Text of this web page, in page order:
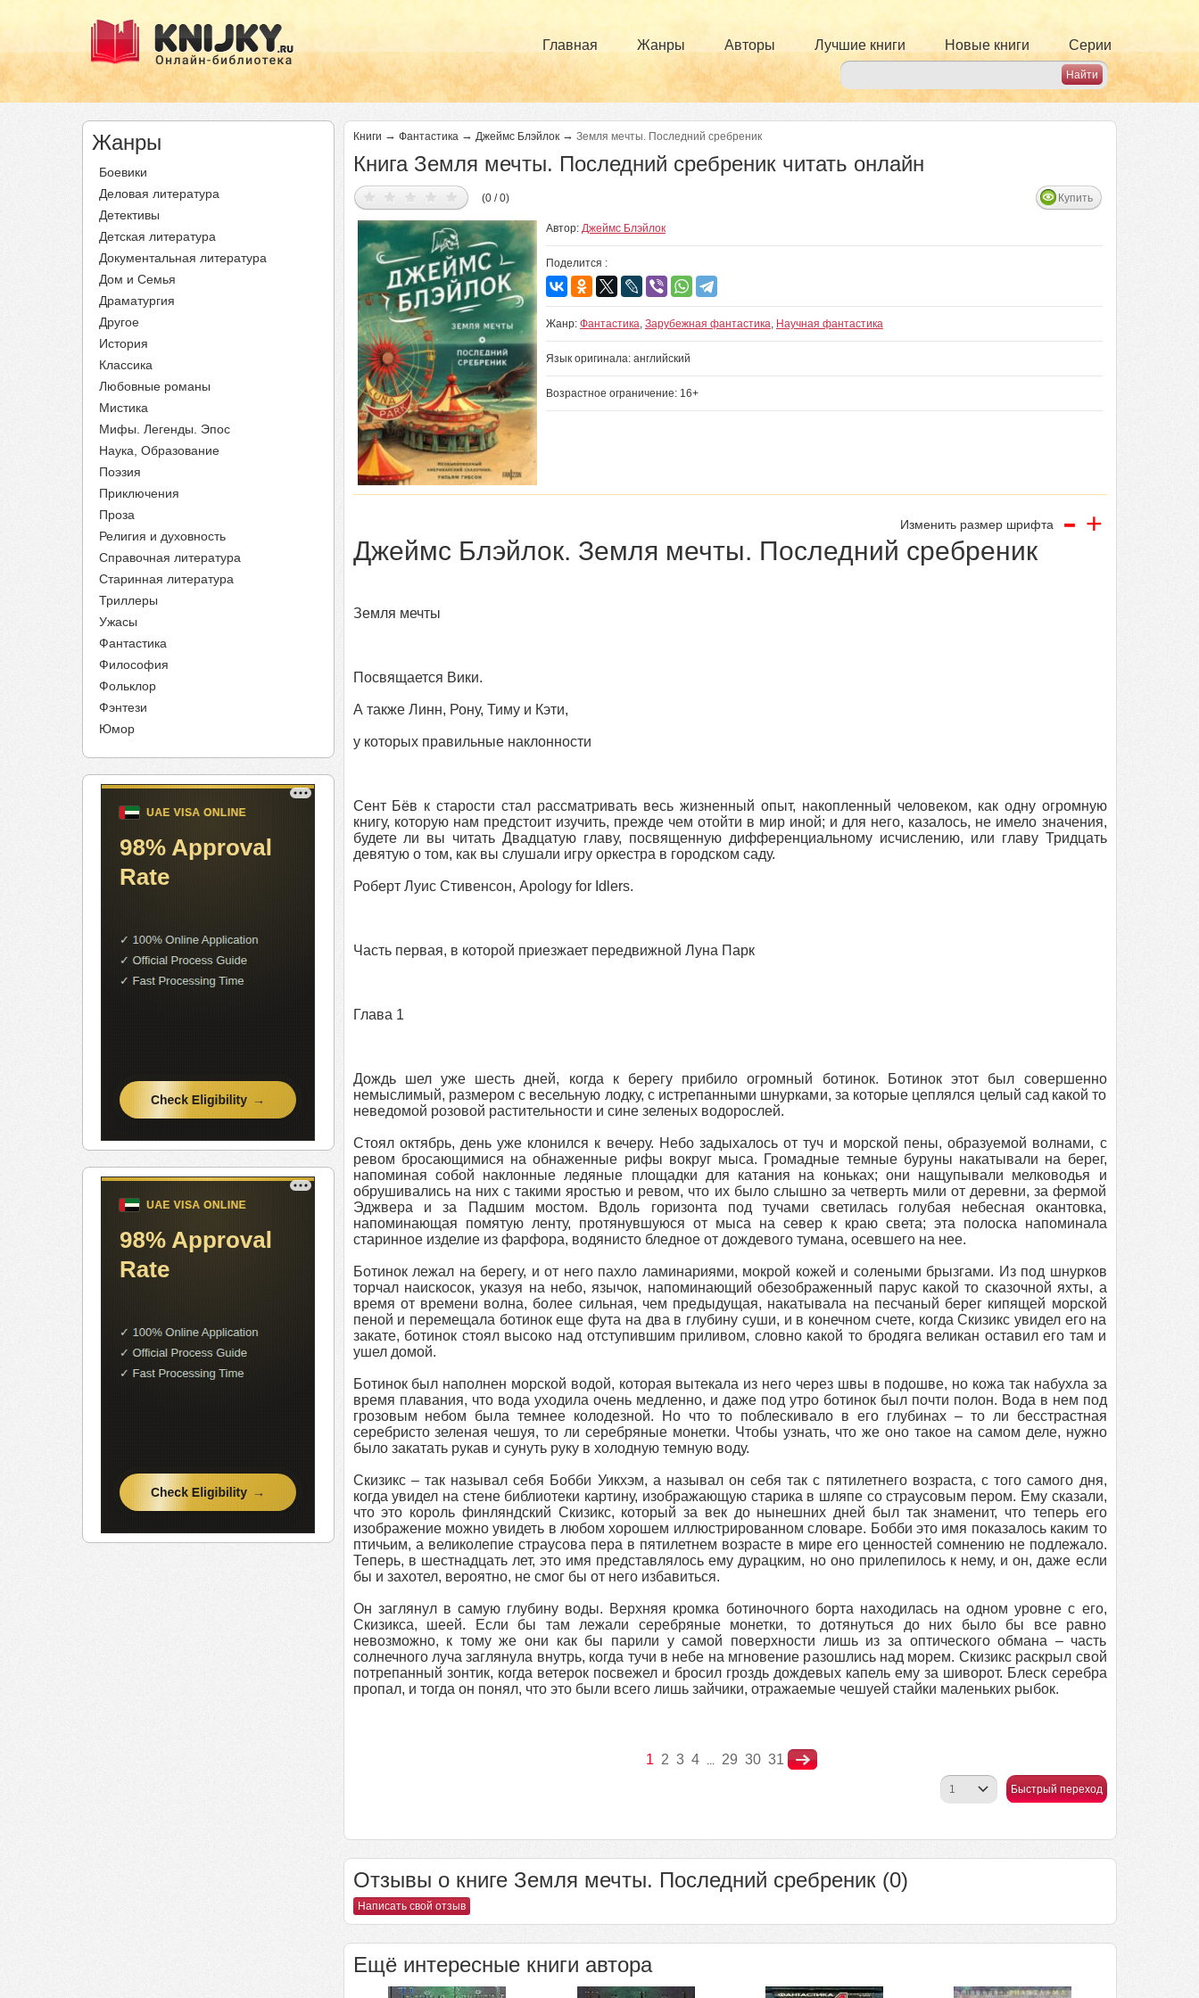
Главная Жанры Авторы Лучшие книги Новые книги Серии
Жанры
Боевики
Деловая литература
Детективы
Детская литература
Документальная литература
Дом и Семья
Драматургия
Другое
История
Классика
Любовные романы
Мистика
Мифы. Легенды. Эпос
Наука, Образование
Поэзия
Приключения
Проза
Религия и духовность
Справочная литература
Старинная литература
Триллеры
Ужасы
Фантастика
Философия
Фольклор
Фэнтези
Юмор
Книги → Фантастика → Джеймс Блэйлок → Земля мечты. Последний сребреник
Книга Земля мечты. Последний сребреник читать онлайн
(0 / 0) Купить
Автор: Джеймс Блэйлок
Поделится :
Жанр: Фантастика, Зарубежная фантастика, Научная фантастика
Язык оригинала: английский
Возрастное ограничение: 16+
Изменить размер шрифта - +
Джеймс Блэйлок. Земля мечты. Последний сребреник
Земля мечты
Посвящается Вики.
А также Линн, Рону, Тиму и Кэти,
у которых правильные наклонности
Сент Бёв к старости стал рассматривать весь жизненный опыт, накопленный человеком, как одну огромную
книгу, которую нам предстоит изучить, прежде чем отойти в мир иной; и для него, казалось, не имело значения,
будете ли вы читать Двадцатую главу, посвященную дифференциальному исчислению, или главу Тридцать
девятую о том, как вы слушали игру оркестра в городском саду.
Роберт Луис Стивенсон, Apology for Idlers.
Часть первая, в которой приезжает передвижной Луна Парк
Глава 1
Дождь шел уже шесть дней, когда к берегу прибило огромный ботинок. Ботинок этот был совершенно
немыслимый, размером с весельную лодку, с истрепанными шнурками, за которые цеплялся целый сад какой то
неведомой розовой растительности и сине зеленых водорослей.
Стоял октябрь, день уже клонился к вечеру. Небо задыхалось от туч и морской пены, образуемой волнами, с
ревом бросающимися на обнаженные рифы вокруг мыса. Громадные темные буруны накатывали на берег,
напоминая собой наклонные ледяные площадки для катания на коньках; они нащупывали мелководья и
обрушивались на них с такими яростью и ревом, что их было слышно за четверть мили от деревни, за фермой
Эджвера и за Падшим мостом. Вдоль горизонта под тучами светилась голубая небесная окантовка,
напоминающая помятую ленту, протянувшуюся от мыса на север к краю света; эта полоска напоминала
старинное изделие из фарфора, водянисто бледное от дождевого тумана, осевшего на нее.
Ботинок лежал на берегу, и от него пахло ламинариями, мокрой кожей и солеными брызгами. Из под шнурков
торчал наискосок, указуя на небо, язычок, напоминающий обезображенный парус какой то сказочной яхты, а
время от времени волна, более сильная, чем предыдущая, накатывала на песчаный берег кипящей морской
пеной и перемещала ботинок еще фута на два в глубину суши, и в конечном счете, когда Скизикс увидел его на
закате, ботинок стоял высоко над отступившим приливом, словно какой то бродяга великан оставил его там и
ушел домой.
Ботинок был наполнен морской водой, которая вытекала из него через швы в подошве, но кожа так набухла за
время плавания, что вода уходила очень медленно, и даже под утро ботинок был почти полон. Вода в нем под
грозовым небом была темнее колодезной. Но что то поблескивало в его глубинах – то ли бесстрастная
серебристо зеленая чешуя, то ли серебряные монетки. Чтобы узнать, что же оно такое на самом деле, нужно
было закатать рукав и сунуть руку в холодную темную воду.
Скизикс – так называл себя Бобби Уикхэм, а называл он себя так с пятилетнего возраста, с того самого дня,
когда увидел на стене библиотеки картину, изображающую старика в шляпе со страусовым пером. Ему сказали,
что это король финляндский Скизикс, который за век до нынешних дней был так знаменит, что теперь его
изображение можно увидеть в любом хорошем иллюстрированном словаре. Бобби это имя показалось каким то
птичьим, а великолепие страусова пера в пятилетнем возрасте в мире его ценностей сомнению не подлежало.
Теперь, в шестнадцать лет, это имя представлялось ему дурацким, но оно прилепилось к нему, и он, даже если
бы и захотел, вероятно, не смог бы от него избавиться.
Он заглянул в самую глубину воды. Верхняя кромка ботиночного борта находилась на одном уровне с его,
Скизикса, шеей. Если бы там лежали серебряные монетки, то дотянуться до них было бы все равно
невозможно, к тому же они как бы парили у самой поверхности лишь из за оптического обмана – часть
солнечного луча заглянула внутрь, когда тучи в небе на мгновение разошлись над морем. Скизикс раскрыл свой
потрепанный зонтик, когда ветерок посвежел и бросил гроздь дождевых капель ему за шиворот. Блеск серебра
пропал, и тогда он понял, что это были всего лишь зайчики, отражаемые чешуей стайки маленьких рыбок.
1 2 3 4 ... 29 30 31
Быстрый переход
Отзывы о книге Земля мечты. Последний сребреник (0)
Написать свой отзыв
Ещё интересные книги автора